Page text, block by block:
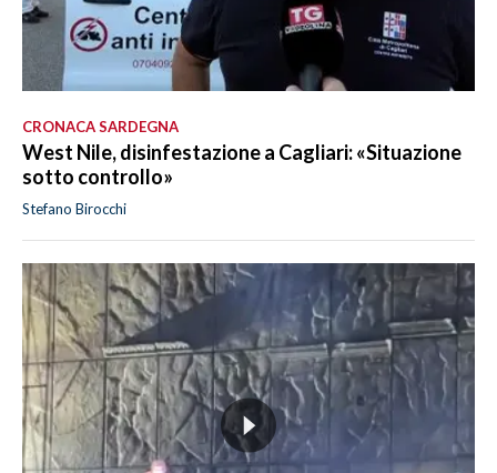
CRONACA SARDEGNA
West Nile, disinfestazione a Cagliari: «Situazione
sotto controllo»
Stefano Birocchi